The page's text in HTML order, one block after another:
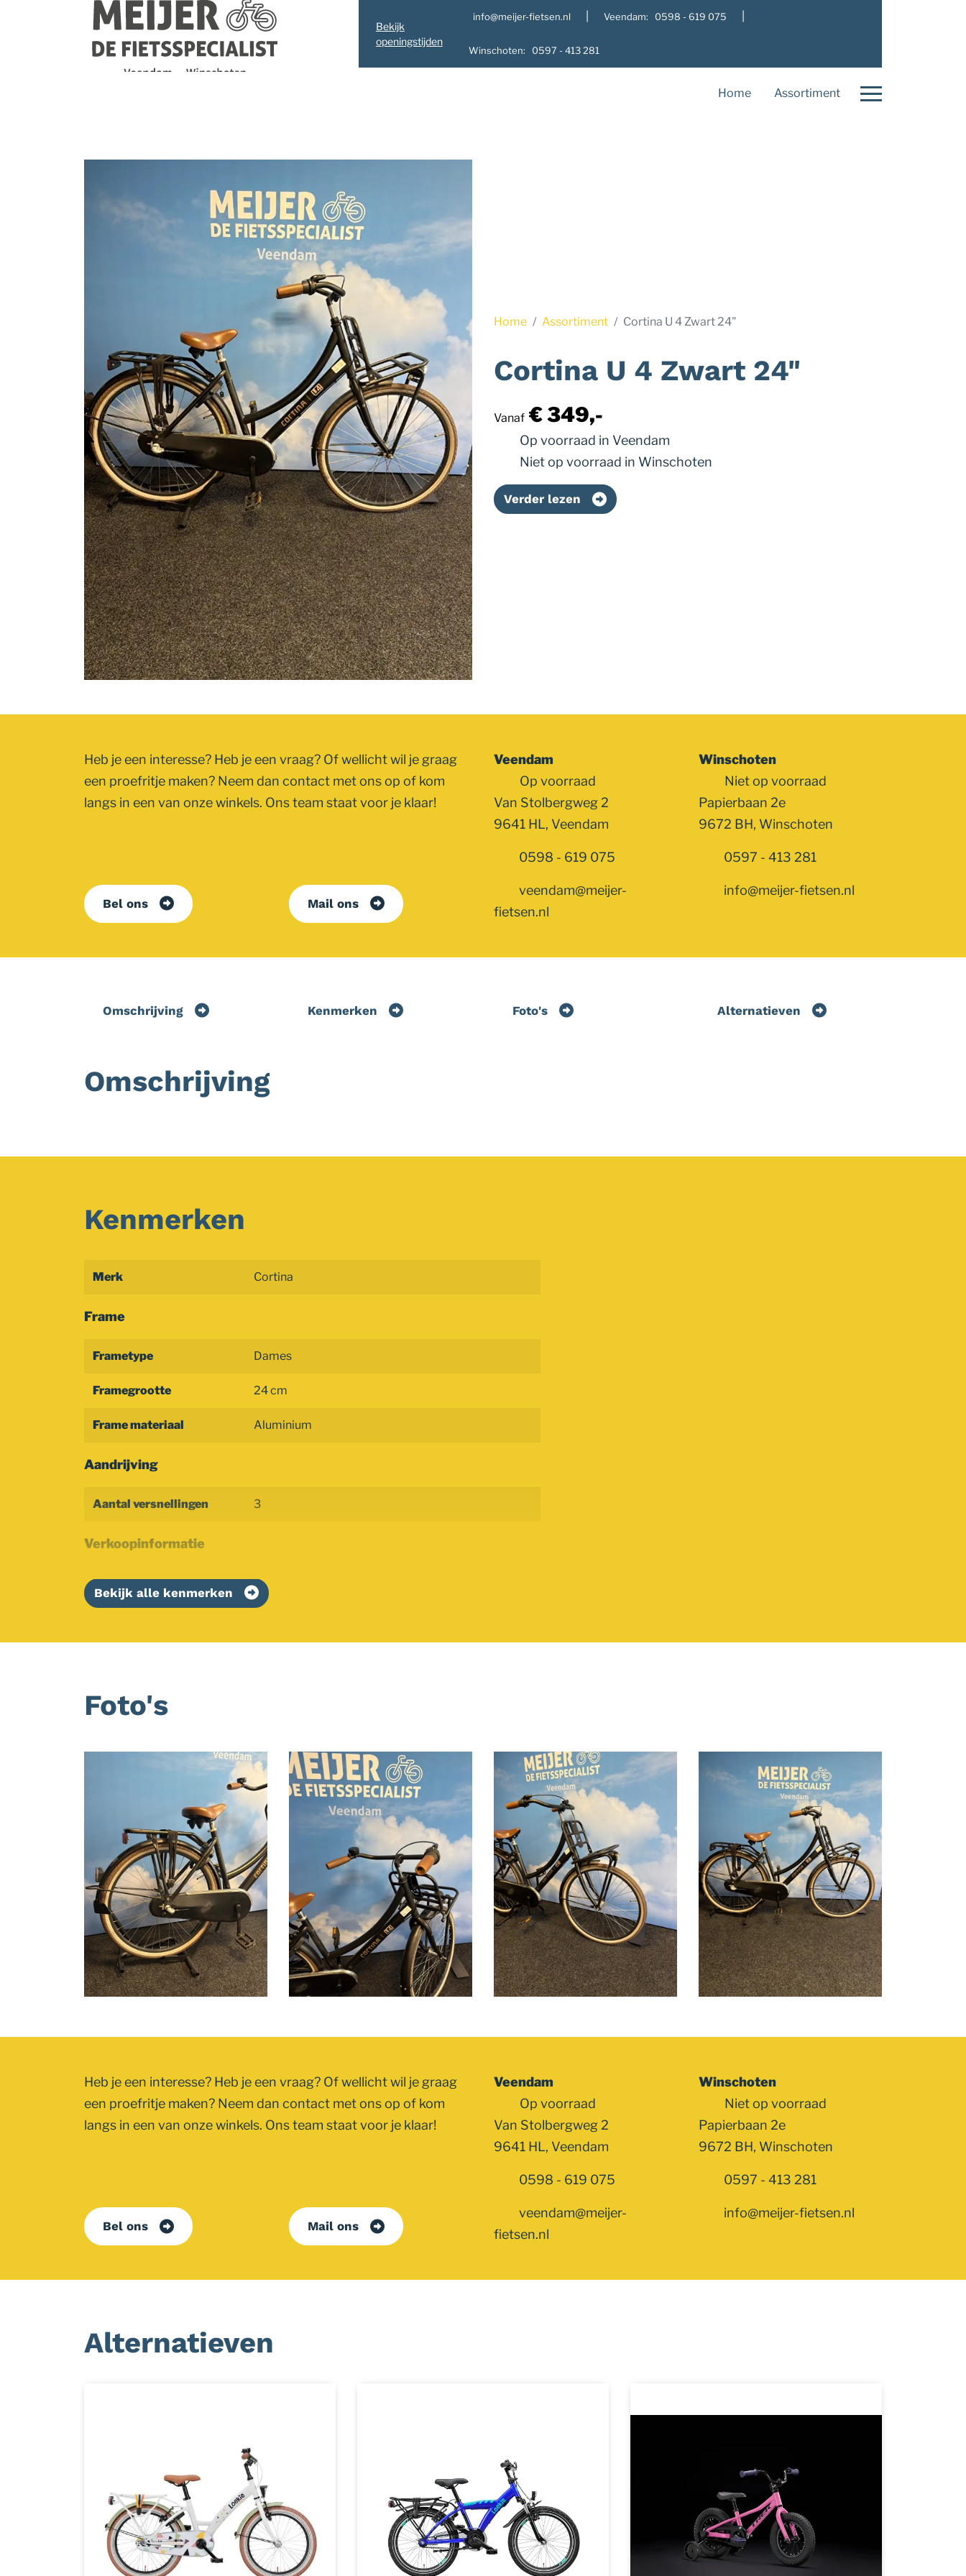
Navigatie
overslaan
Bekijk
openingstijden
info@meijer-fietsen.nl Veendam: 0598 - 619 075
Winschoten: 0597 - 413 281
Home Assortiment
Home Assortiment Cortina U 4 Zwart 24"
Cortina U 4 Zwart 24"
Vanaf € 349,-
Op voorraad in Veendam
Niet op voorraad in Winschoten
Verder lezen
Veendam
Op voorraad
Van Stolbergweg 2
9641 HL, Veendam
0598 - 619 075
veendam@meijer-
fietsen.nl
Winschoten
Niet op voorraad
Papierbaan 2e
9672 BH, Winschoten
0597 - 413 281
info@meijer-fietsen.nl
Heb je een interesse? Heb je een vraag? Of wellicht wil je graag
een proefritje maken? Neem dan contact met ons op of kom
langs in een van onze winkels. Ons team staat voor je klaar!
Bel ons Mail ons
Omschrijving Kenmerken Foto's Alternatieven
Omschrijving
Kenmerken
Merk Cortina
Frame
Frametype Dames
Framegrootte 24 cm
Frame materiaal Aluminium
Aandrijving
Aantal versnellingen 3
Verkoopinformatie
Bekijk alle kenmerken
Foto's
Veendam
Op voorraad
Van Stolbergweg 2
9641 HL, Veendam
0598 - 619 075
veendam@meijer-
fietsen.nl
Winschoten
Niet op voorraad
Papierbaan 2e
9672 BH, Winschoten
0597 - 413 281
info@meijer-fietsen.nl
Heb je een interesse? Heb je een vraag? Of wellicht wil je graag
een proefritje maken? Neem dan contact met ons op of kom
langs in een van onze winkels. Ons team staat voor je klaar!
Bel ons Mail ons
Alternatieven